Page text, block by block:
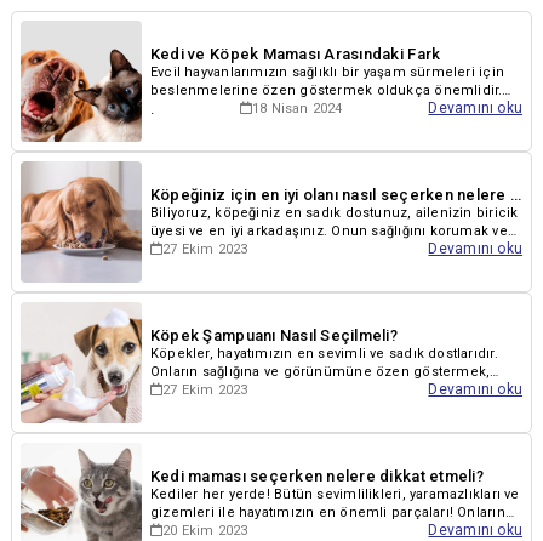
Kedi ve Köpek Maması Arasındaki Fark
Evcil hayvanlarımızın sağlıklı bir yaşam sürmeleri için
beslenmelerine özen göstermek oldukça önemlidir.
Kediler ve köpekler, ihtiyaçlarına.
18 Nisan 2024 Devamını oku
Köpeğiniz için en iyi olanı nasıl seçerken nelere dikkat etmelisiniz?
Biliyoruz, köpeğiniz en sadık dostunuz, ailenizin biricik
üyesi ve en iyi arkadaşınız. Onun sağlığını korumak ve
mutlu bir yaşam sürdürmes..
27 Ekim 2023 Devamını oku
Köpek Şampuanı Nasıl Seçilmeli?
Köpekler, hayatımızın en sevimli ve sadık dostlarıdır.
Onların sağlığına ve görünümüne özen göstermek,
mutlu ve sağlıklı bir yaşam sürmele..
27 Ekim 2023 Devamını oku
Kedi maması seçerken nelere dikkat etmeli?
Kediler her yerde! Bütün sevimlilikleri, yaramazlıkları ve
gizemleri ile hayatımızın en önemli parçaları! Onların
sağlıklı ve mutlu bir...
20 Ekim 2023 Devamını oku